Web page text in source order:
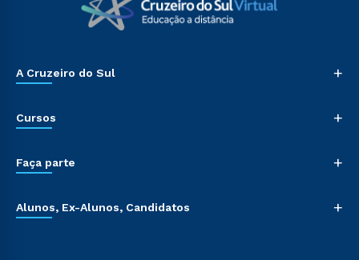
A Cruzeiro do Sul +
Cursos +
Faça parte +
Alunos, Ex-Alunos, Candidatos +